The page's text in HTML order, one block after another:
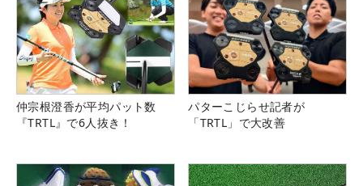
仲宗根澄香が平均パット数
『TRTL』で6人抜き！
パターこじらせ記者が
「TRTL」で大改善